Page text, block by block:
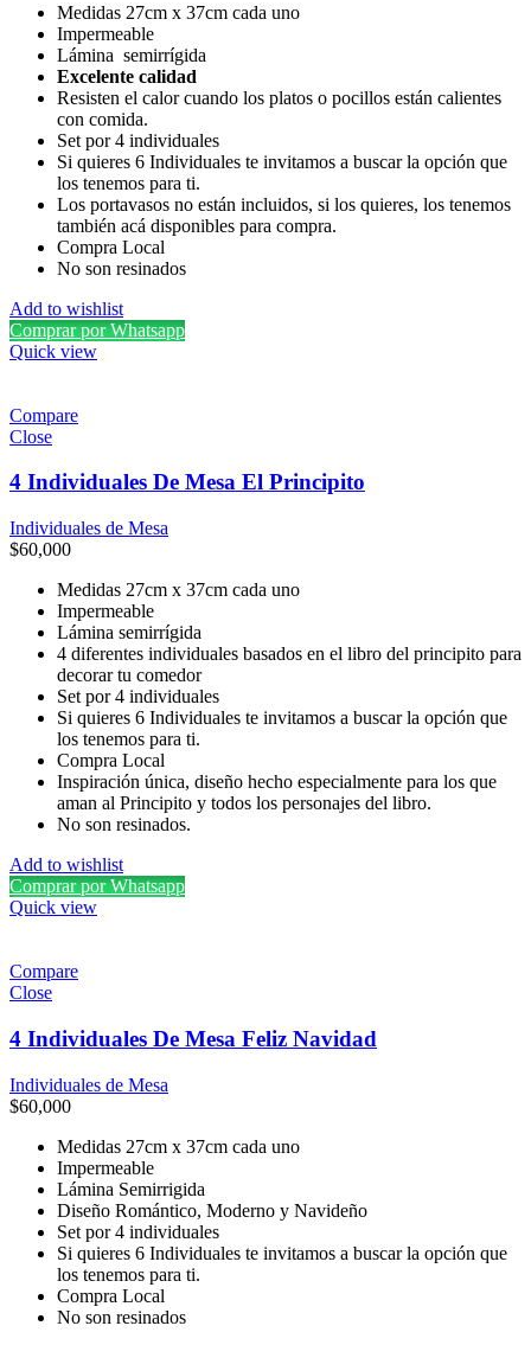
Medidas 27cm x 37cm cada uno
Impermeable
Lámina semirrígida
Excelente calidad
Resisten el calor cuando los platos o pocillos están calientes
con comida.
Set por 4 individuales
Si quieres 6 Individuales te invitamos a buscar la opción que
los tenemos para ti.
Los portavasos no están incluidos, si los quieres, los tenemos
también acá disponibles para compra.
Compra Local
No son resinados
Add to wishlist
Comprar por Whatsapp
Quick view
Compare
Close
4 Individuales De Mesa El Principito
Individuales de Mesa
$60,000
Medidas 27cm x 37cm cada uno
Impermeable
Lámina semirrígida
4 diferentes individuales basados en el libro del principito para
decorar tu comedor
Set por 4 individuales
Si quieres 6 Individuales te invitamos a buscar la opción que
los tenemos para ti.
Compra Local
Inspiración única, diseño hecho especialmente para los que
aman al Principito y todos los personajes del libro.
No son resinados.
Add to wishlist
Comprar por Whatsapp
Quick view
Compare
Close
4 Individuales De Mesa Feliz Navidad
Individuales de Mesa
$60,000
Medidas 27cm x 37cm cada uno
Impermeable
Lámina Semirrigida
Diseño Romántico, Moderno y Navideño
Set por 4 individuales
Si quieres 6 Individuales te invitamos a buscar la opción que
los tenemos para ti.
Compra Local
No son resinados